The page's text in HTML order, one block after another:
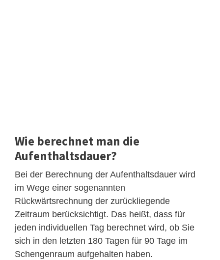
Wie berechnet man die
Aufenthaltsdauer?
Bei der Berechnung der Aufenthaltsdauer wird
im Wege einer sogenannten
Rückwärtsrechnung der zurückliegende
Zeitraum berücksichtigt. Das heißt, dass für
jeden individuellen Tag berechnet wird, ob Sie
sich in den letzten 180 Tagen für 90 Tage im
Schengenraum aufgehalten haben.